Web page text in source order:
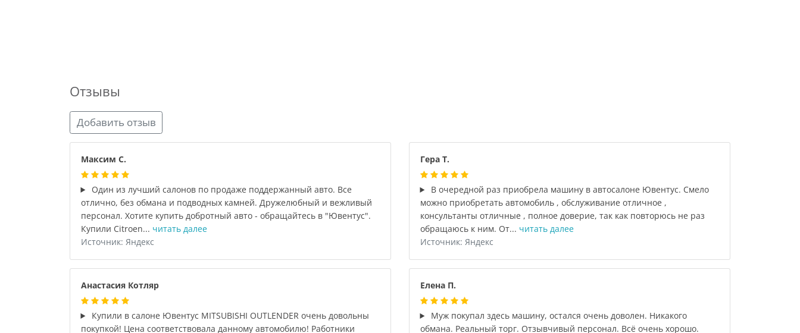
Отзывы
Добавить отзыв
Максим С.
Один из лучший салонов по продаже поддержанный авто. Все
отлично, без обмана и подводных камней. Дружелюбный и вежливый
персонал. Хотите купить добротный авто - обращайтесь в "Ювентус".
Купили Citroen... читать далее
Источник: Яндекс
Гера Т.
В очередной раз приобрела машину в автосалоне Ювентус. Смело
можно приобретать автомобиль , обслуживание отличное ,
консультанты отличные , полное доверие, так как повторюсь не раз
обращаюсь к ним. От... читать далее
Источник: Яндекс
Анастасия Котляр
Купили в салоне Ювентус MITSUBISHI OUTLENDER очень довольны
покупкой! Цена соответствовала данному автомобилю! Работники
Елена П.
Муж покупал здесь машину, остался очень доволен. Никакого
обмана. Реальный торг. Отзывчивый персонал. Всё очень хорошо.